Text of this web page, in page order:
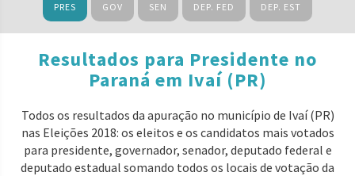
PRES GOV SEN DEP. FED DEP. EST
Resultados para Presidente no
Paraná em Ivaí (PR)
Todos os resultados da apuração no município de Ivaí (PR)
nas Eleições 2018: os eleitos e os candidatos mais votados
para presidente, governador, senador, deputado federal e
deputado estadual somando todos os locais de votação da